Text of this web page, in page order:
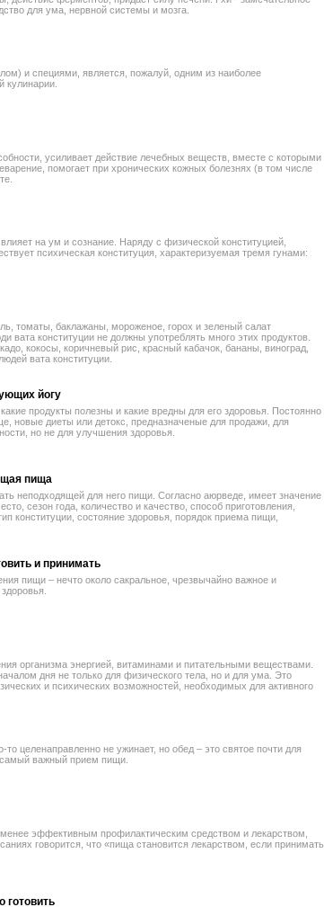
для ума, нервной системы и мозга.
и специями, является, пожалуй, одним из наиболее
кулинарии.
усиливает действие лечебных веществ, вместе с которыми
помогает при хронических кожных болезнях (в том числе
на ум и сознание. Наряду с физической конституцией,
психическая конституция, характеризуемая тремя гунами:
томаты, баклажаны, мороженое, горох и зеленый салат
вата конституции не должны употреблять много этих продуктов.
кокосы, коричневый рис, красный кабачок, бананы, виноград,
вата конституции.
йогу
продукты полезны и какие вредны для его здоровья. Постоянно
новые диеты или детокс, предназначеные для продажи, для
но не для улучшения здоровья.
пища
неподходящей для него пищи. Согласно аюрведе, имеет значение
сезон года, количество и качество, способ приготовления,
конституции, состояние здоровья, порядок приема пищи,
и принимать
пищи – нечто около сакральное, чрезвычайно важное и
организма энергией, витаминами и питательными веществами.
дня не только для физического тела, но и для ума. Это
и психических возможностей, необходимых для активного
то целенаправленно не ужинает, но обед – это святое почти для
важный прием пищи.
эффективным профилактическим средством и лекарством,
говорится, что «пища становится лекарством, если принимать
готовить